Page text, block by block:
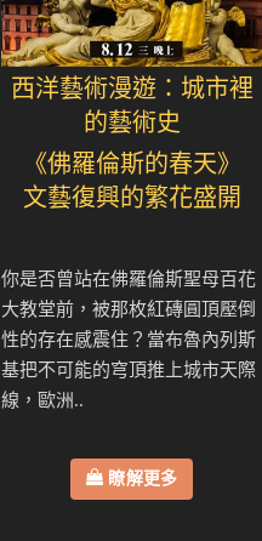
西洋藝術漫遊：城市裡
的藝術史
《佛羅倫斯的春天》
文藝復興的繁花盛開
你是否曾站在佛羅倫斯聖母百花
大教堂前，被那枚紅磚圓頂壓倒
性的存在感震住？當布魯內列斯
基把不可能的穹頂推上城市天際
線，歐洲..
瞭解更多